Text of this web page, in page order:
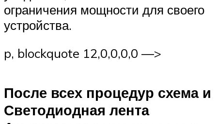
ограничения мощности для своего
устройства.
p, blockquote 12,0,0,0,0 —>
После всех процедур схема и
Светодиодная лента